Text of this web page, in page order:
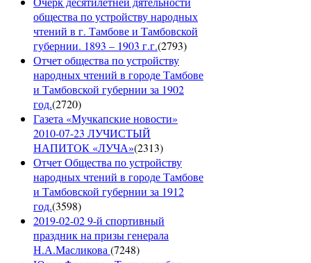
общества по устройству народных
чтений в г. Тамбове и Тамбовской
губернии. 1893 – 1903 г.г.(2793)
Отчет общества по устройству
народных чтений в городе Тамбове
и Тамбовской губернии за 1902
год.(2720)
Газета «Мучкапские новости»
2010-07-23 ЛУЧИСТЫЙ
НАПИТОК «ЛУЧА»(2313)
Отчет Общества по устройству
народных чтений в городе Тамбове
и Тамбовской губернии за 1912
год.(3598)
2019-02-02 9-й спортивный
праздник на призы генерала
Н.А.Масликова(7248)